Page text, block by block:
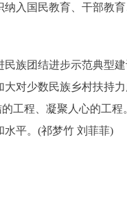
入国民教育、干部教育
团结进步示范典型建
对少数民族乡村扶持
工程、凝聚人心的工
平。(祁梦竹 刘菲菲)